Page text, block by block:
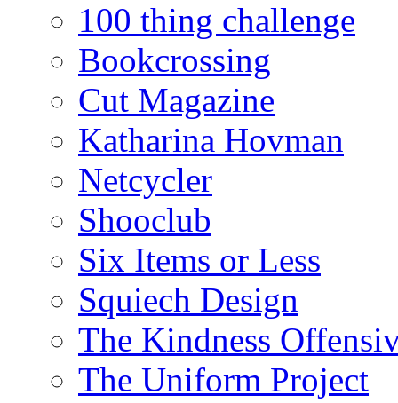
100 thing challenge
Bookcrossing
Cut Magazine
Katharina Hovman
Netcycler
Shooclub
Six Items or Less
Squiech Design
The Kindness
The Uniform Project